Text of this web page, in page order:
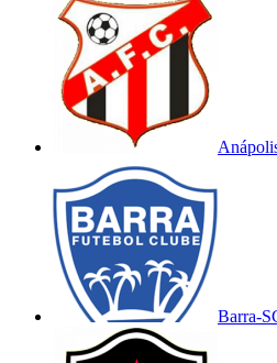
Barra-